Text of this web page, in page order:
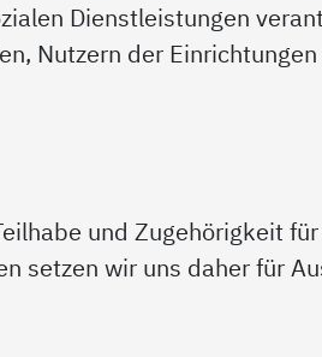
Dienstleistungen
Nutzern der
und Zugehörigkeit
setzen wir uns daher für